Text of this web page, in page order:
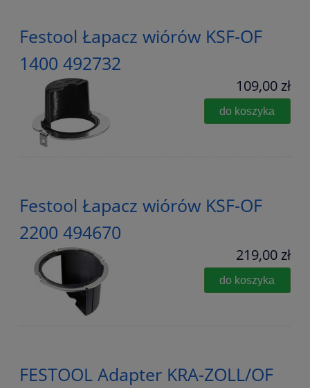
Festool Łapacz wiórów KSF-OF
1400 492732
109,00 zł
do koszyka
Festool Łapacz wiórów KSF-OF
2200 494670
219,00 zł
do koszyka
FESTOOL Adapter KRA-ZOLL/OF